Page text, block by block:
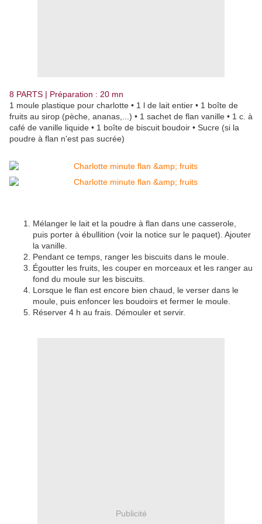
8 PARTS | Préparation : 20 mn
1 moule plastique pour charlotte • 1 l de lait entier • 1 boîte de
fruits au sirop (pèche, ananas,...) • 1 sachet de flan vanille • 1 c. à
café de vanille liquide • 1 boîte de biscuit boudoir • Sucre (si la
poudre à flan n'est pas sucrée)
Mélanger le lait et la poudre à flan dans une casserole,
puis porter à ébullition (voir la notice sur le paquet). Ajouter
la vanille.
Pendant ce temps, ranger les biscuits dans le moule.
Égoutter les fruits, les couper en morceaux et les ranger au
fond du moule sur les biscuits.
Lorsque le flan est encore bien chaud, le verser dans le
moule, puis enfoncer les boudoirs et fermer le moule.
Réserver 4 h au frais. Démouler et servir.
Publicité